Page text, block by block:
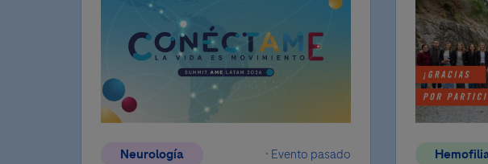
Neurología Evento pasado